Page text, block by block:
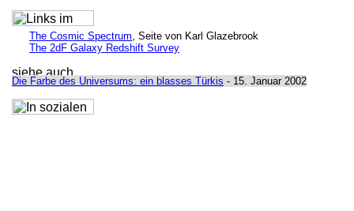
The Cosmic Spectrum, Seite von Karl Glazebrook
The 2dF Galaxy Redshift Survey
Die Farbe des Universums: ein blasses Türkis - 15. Januar 2002